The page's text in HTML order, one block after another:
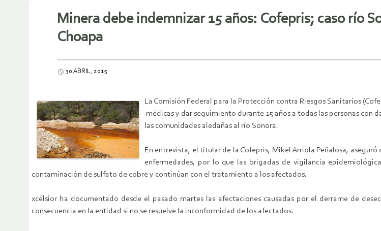
Minera debe indemnizar 15 años: Cofepris; caso río
Choapa
30 ABRIL, 2015
La Comisión Federal para la Protección contra Riesgos Sanitarios
médicas y dar seguimiento durante 15 años a todas las personas con
las comunidades aledañas al río Sonora.
En entrevista, el titular de la Cofepris, Mikel Arriola Peñalosa,
enfermedades, por lo que las brigadas de vigilancia
contaminación de sulfato de cobre y continúan con el tratamiento a los afectados.
xcélsior ha documentado desde el pasado martes las afectaciones causadas por el derrame de
consecuencia en la entidad si no se resuelve la inconformidad de los afectados.